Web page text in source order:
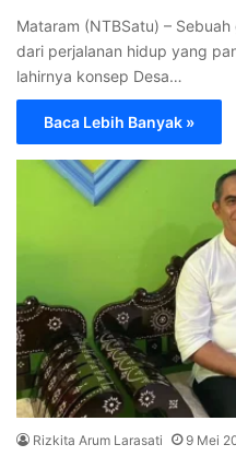
Mataram (NTBSatu) –
dari perjalanan hidup yang
lahirnya konsep Desa…
Baca Lebih Banyak »
Rizkita Arum Larasati 9 Mei